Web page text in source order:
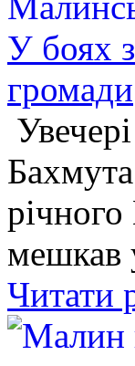
У боях
громади
мешкав
Читати